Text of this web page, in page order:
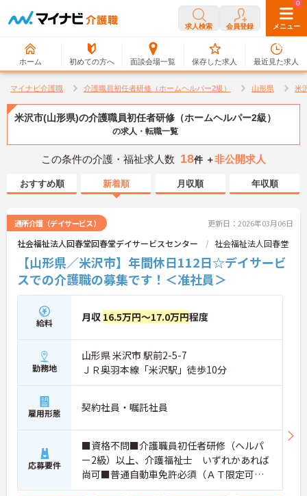
求人検索 会員登録 メニュー
ホーム 初めての方へ 面談会場一覧
0
保存した求人
0
最近見た求人
マイナビ介護職 介護職員初任者研修（ホームヘルパー2級） 山形県 米
米沢市(山形県)の介護職員初任者研修（ホームヘルパー2級）
の求人・転職一覧
この条件の介護・福祉求人数 18件 ＋非公開求人
おすすめ順 新着順 月収順 年収順
通所介護（デイサービス） 更新日：2026年03月06日
社会福祉法人回春堂回春堂デイサービスセンター 社会福祉法人回春堂
【山形県／米沢市】年間休日112日☆デイサービ
スでの介護職の募集です！＜准社員＞
給料 月収 16.5万円～17.0万円程度
勤務地
山形県 米沢市 駅前2-5-7
ＪＲ奥羽本線「米沢駅」徒歩10分
雇用形態 契約社員・嘱託社員
応募要件
■資格不問■介護職員初任者研修（ヘルパ
ー2級）以上、介護福祉士 いずれかあれば
尚可■普通自動車免許必須（ＡＴ限定可）
■経験不問